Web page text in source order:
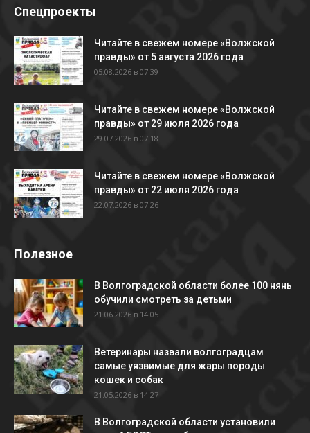
Спецпроекты
Читайте в свежем номере «Волжской
правды» от 5 августа 2026 года
05.08.2026 в 07:39
Читайте в свежем номере «Волжской
правды» от 29 июля 2026 года
29.07.2026 в 07:18
Читайте в свежем номере «Волжской
правды» от 22 июля 2026 года
22.07.2026 в 07:26
Полезное
В Волгоградской области более 100 нянь
обучили смотреть за детьми
21.06.2026 в 14:05
Ветеринары назвали волгоградцам
самые уязвимые для жары породы
кошек и собак
21.05.2026 в 14:27
В Волгоградской области установили